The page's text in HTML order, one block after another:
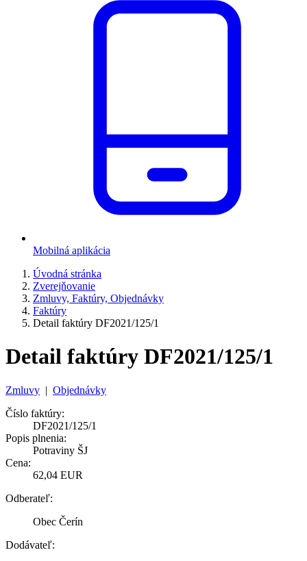
Mobilná aplikácia
Úvodná stránka
Zverejňovanie
Zmluvy, Faktúry, Objednávky
Faktúry
Detail faktúry DF2021/125/1
Detail faktúry DF2021/125/1
Zmluvy | Objednávky
Číslo faktúry:
DF2021/125/1
Popis plnenia:
Potraviny ŠJ
Cena:
62,04 EUR
Odberateľ:
Obec Čerín
Dodávateľ: